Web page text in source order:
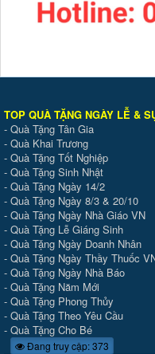
TOP QUÀ TẶNG NGÀY LỄ &
- Quà Tặng Tân Gia
- Quà Khai Trương
- Quà Tặng Tốt Nghiệp
- Quà Tặng Sinh Nhật
- Quà Tặng Ngày 14/2
- Quà Tặng Ngày 8/3 & 20/10
- Quà Tặng Ngày Nhà Giáo VN
- Quà Tặng Lễ Giáng Sinh
- Quà Tặng Ngày Doanh Nhân
- Quà Tặng Ngày Thầy Thuốc
- Quà Tặng Ngày Nhà Báo
- Quà Tặng Năm Mới
- Quà Tặng Phong Thủy
- Quà Tặng Theo Yêu Cầu
- Quà Tặng Cho Bé
Đang truy cập: 373